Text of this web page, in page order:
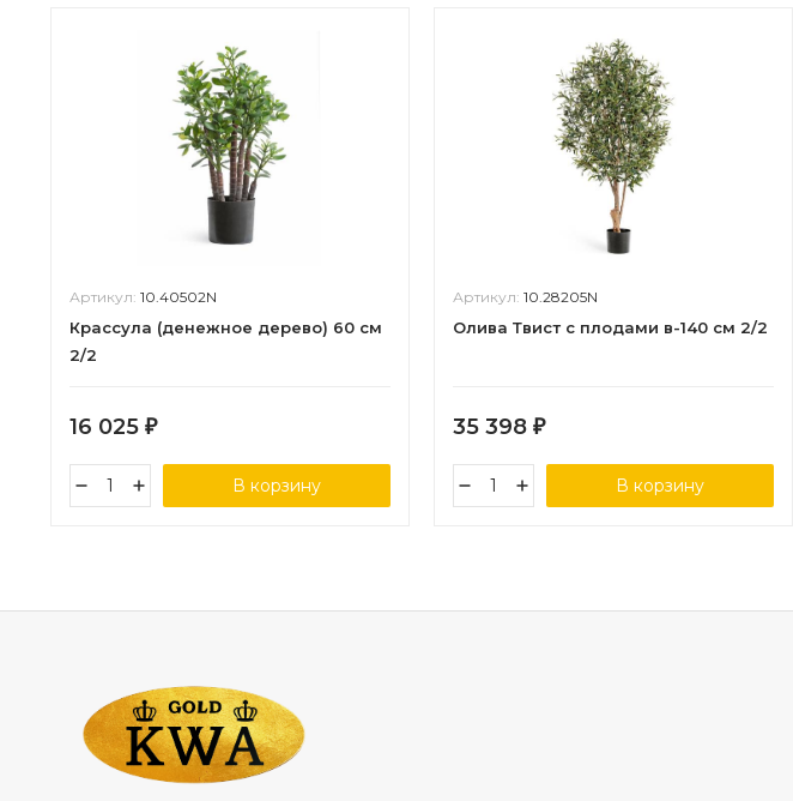
Артикул: 10.40502N
Крассула (денежное дерево) 60 см
2/2
16 025 ₽
В корзину
Артикул: 10.28205N
Олива Твист с плодами в-140 см 2/2
35 398 ₽
В корзину